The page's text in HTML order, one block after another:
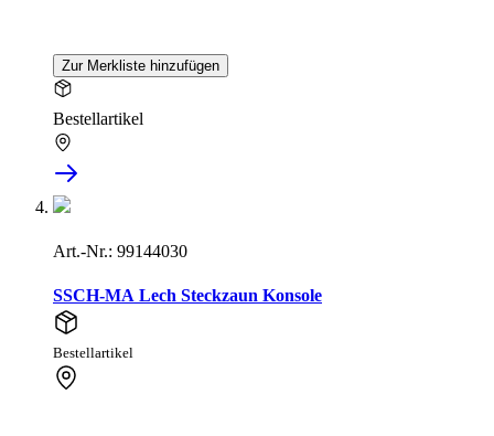
Zur Merkliste hinzufügen
Bestellartikel
Art.-Nr.: 99144030
SSCH-MA Lech Steckzaun Konsole
Bestellartikel